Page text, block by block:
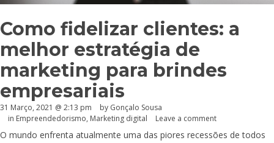
Como fidelizar clientes: a
melhor estratégia de
marketing para brindes
empresariais
31 Março, 2021 @ 2:13 pm by Gonçalo Sousa
in Empreendedorismo, Marketing digital Leave a comment
O mundo enfrenta atualmente uma das piores recessões de todos